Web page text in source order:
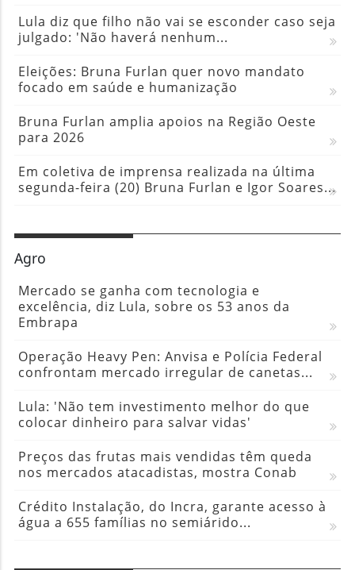
Lula diz que filho não vai se esconder caso seja
julgado: 'Não haverá nenhum...
Eleições: Bruna Furlan quer novo mandato
focado em saúde e humanização
Bruna Furlan amplia apoios na Região Oeste
para 2026
Em coletiva de imprensa realizada na última
segunda-feira (20) Bruna Furlan e Igor Soares...
Agro
Mercado se ganha com tecnologia e
excelência, diz Lula, sobre os 53 anos da
Embrapa
Operação Heavy Pen: Anvisa e Polícia Federal
confrontam mercado irregular de canetas...
Lula: 'Não tem investimento melhor do que
colocar dinheiro para salvar vidas'
Preços das frutas mais vendidas têm queda
nos mercados atacadistas, mostra Conab
Crédito Instalação, do Incra, garante acesso à
água a 655 famílias no semiárido...